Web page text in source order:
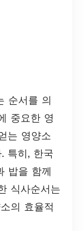
순서를 의
중요한 영
는 영양소
특히, 한국
밥을 함께
식사순서는
의 효율적